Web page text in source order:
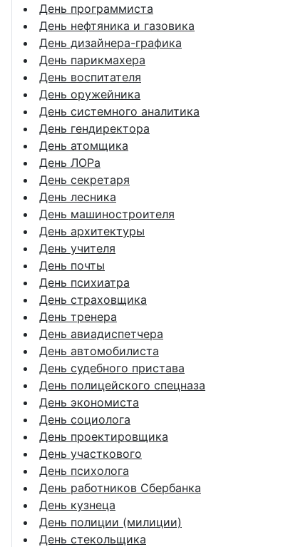
День программиста
День нефтяника и газовика
День дизайнера-графика
День парикмахера
День воспитателя
День оружейника
День системного аналитика
День гендиректора
День атомщика
День ЛОРа
День секретаря
День лесника
День машиностроителя
День архитектуры
День учителя
День почты
День психиатра
День страховщика
День тренера
День авиадиспетчера
День автомобилиста
День судебного пристава
День полицейского спецназа
День экономиста
День социолога
День проектировщика
День участкового
День психолога
День работников Сбербанка
День кузнеца
День полиции (милиции)
День стекольщика